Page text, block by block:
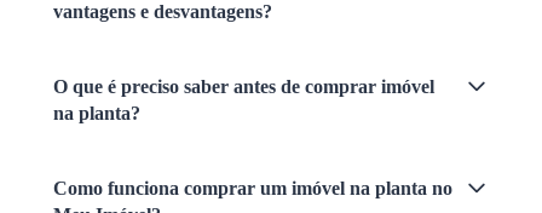
vantagens e desvantagens?
O que é preciso saber antes de comprar imóvel
na planta?
Como funciona comprar um imóvel na planta no